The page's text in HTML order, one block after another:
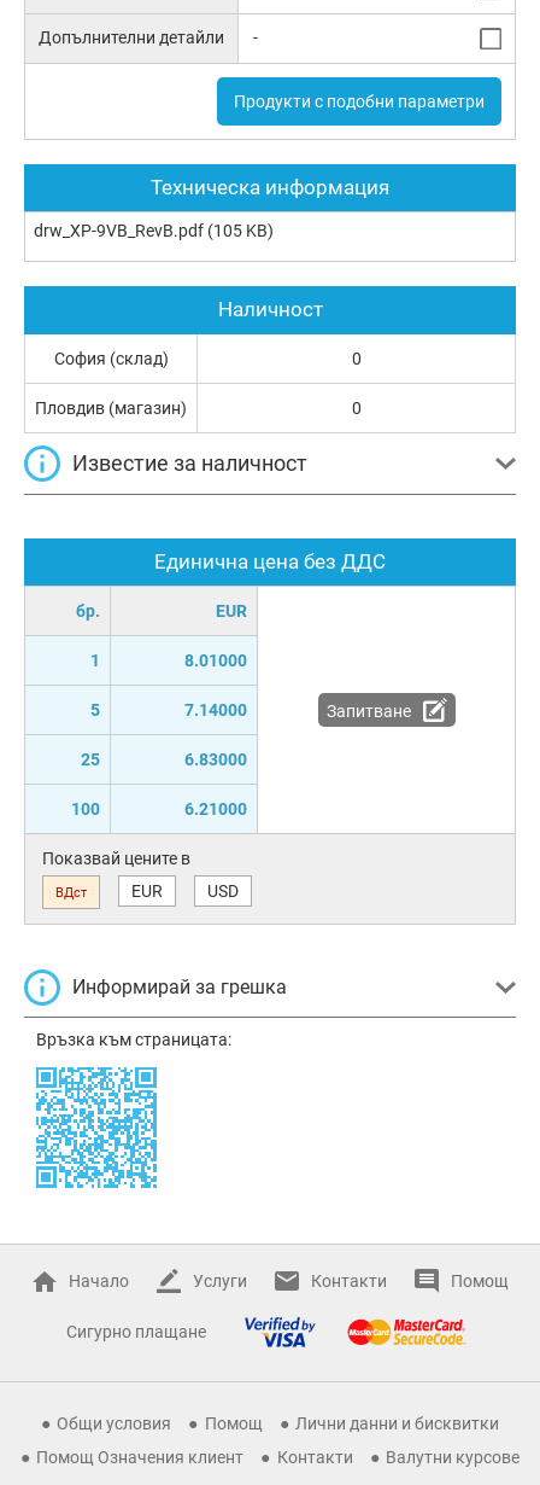
Допълнителни детайли -
Продукти с подобни параметри
Техническа информация
drw_XP-9VB_RevB.pdf (105 KB)
Единична цена без ДДС
бр. EUR
1 8.01000
5 7.14000
25 6.83000
100 6.21000
Запитване
Показвай цените в
ВДст EUR USD
Информирай за грешка
Връзка към страницата:
Наличност
София (склад) 0
Пловдив (магазин) 0
Известие за наличност
Начало Услуги Контакти Помощ
Сигурно плащане
Общи условия Помощ
Лични данни и бисквитки
Помощ Означения клиент
Контакти
Валутни курсове